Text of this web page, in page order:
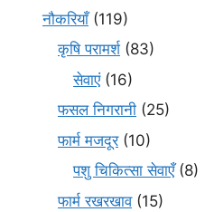
नौकरियाँ(119)
कृषि परामर्श(83)
सेवाएं(16)
फसल निगरानी (25)
फार्म मजदूर(10)
पशु चिकित्सा सेवाएँ(8)
फार्म रखरखाव(15)